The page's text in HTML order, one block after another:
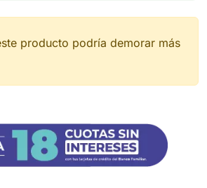
producto podría demorar más